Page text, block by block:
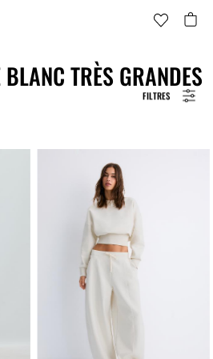
FILTRES
TRÈS GRANDES